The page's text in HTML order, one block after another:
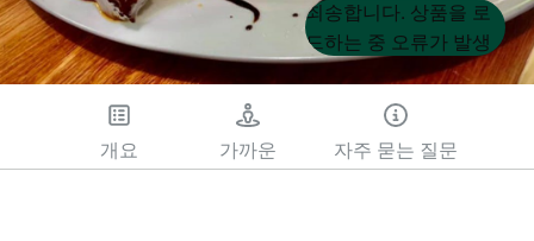
Product
List
Product
List
죄송합니다. 상품을 로
드하는 중 오류가 발생
했습니다. 나중에 다시
시도해 주세요.
개요 가까운 자주 묻는 질문